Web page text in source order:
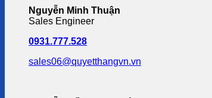
Nguyễn Minh Thuận
Sales Engineer
0931.777.528
sales06@quyetthangvn.vn